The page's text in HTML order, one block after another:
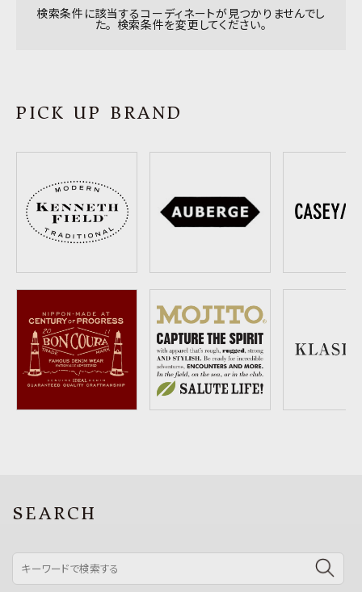
INFORMATION
ご利用ガイド
プライバシーポリシー
特定商取引法について
お問い合わせ
OFFICIAL WEB SITE
ACCOUNT MENU
ようこそ ゲスト 様
meeting_room ログイン 会員登録
検索条件に該当するコーディネートが見つかりませんでし
た。 検索条件を変更してください。
PICK UP BRAND
SEARCH